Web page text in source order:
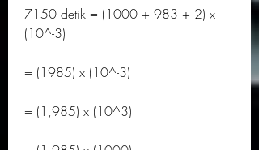
7150 detik = (1000 + 983 + 2) x
(10^-3)
= (1985) x (10^-3)
= (1,985) x (10^3)